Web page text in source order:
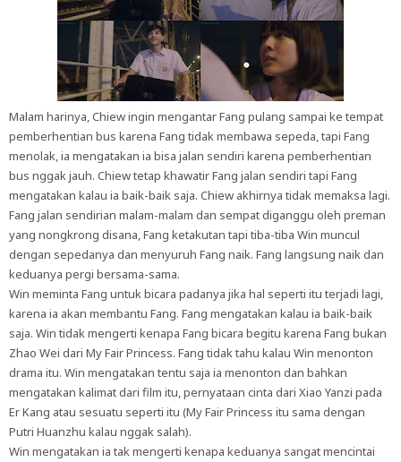
Malam harinya, Chiew ingin mengantar Fang pulang sampai ke tempat
pemberhentian bus karena Fang tidak membawa sepeda, tapi Fang
menolak, ia mengatakan ia bisa jalan sendiri karena pemberhentian
bus nggak jauh. Chiew tetap khawatir Fang jalan sendiri tapi Fang
mengatakan kalau ia baik-baik saja. Chiew akhirnya tidak memaksa lagi.
Fang jalan sendirian malam-malam dan sempat diganggu oleh preman
yang nongkrong disana, Fang ketakutan tapi tiba-tiba Win muncul
dengan sepedanya dan menyuruh Fang naik. Fang langsung naik dan
keduanya pergi bersama-sama.
Win meminta Fang untuk bicara padanya jika hal seperti itu terjadi lagi,
karena ia akan membantu Fang. Fang mengatakan kalau ia baik-baik
saja. Win tidak mengerti kenapa Fang bicara begitu karena Fang bukan
Zhao Wei dari My Fair Princess. Fang tidak tahu kalau Win menonton
drama itu. Win mengatakan tentu saja ia menonton dan bahkan
mengatakan kalimat dari film itu, pernyataan cinta dari Xiao Yanzi pada
Er Kang atau sesuatu seperti itu (My Fair Princess itu sama dengan
Putri Huanzhu kalau nggak salah).
Win mengatakan ia tak mengerti kenapa keduanya sangat mencintai